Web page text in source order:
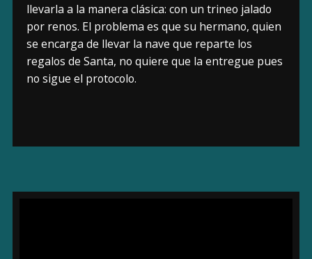
llevarla a la manera clásica: con un trineo jalado
por renos. El problema es que su hermano, quien
se encarga de llevar la nave que reparte los
regalos de Santa, no quiere que la entregue pues
no sigue el protocolo.